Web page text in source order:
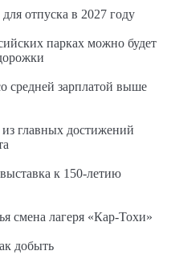
отпуска в 2027 году
парках можно будет
средней зарплатой выше
главных достижений
к 150-летию
смена лагеря «Кар-Тохи»
добыть